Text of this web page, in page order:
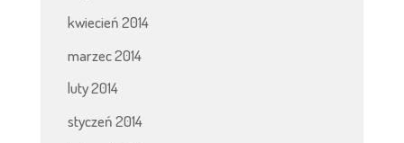
kwiecień 2014
marzec 2014
luty 2014
styczeń 2014